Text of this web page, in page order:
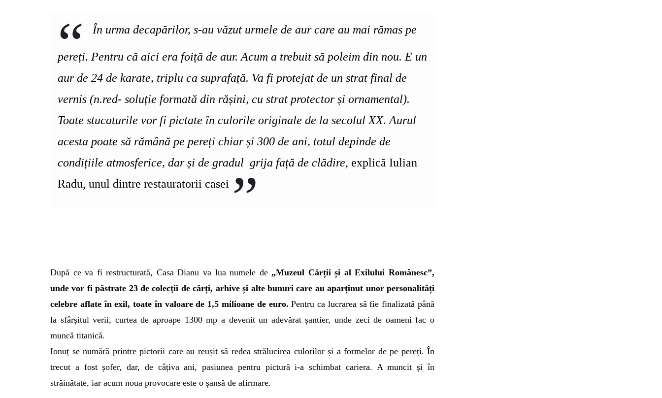
În urma decapărilor, s-au văzut urmele de aur care au mai rămas pe
pereți. Pentru că aici era foiță de aur. Acum a trebuit să poleim din nou. E un
aur de 24 de karate, triplu ca suprafață. Va fi protejat de un strat final de
vernis (n.red- soluție formată din rășini, cu strat protector și ornamental).
Toate stucaturile vor fi pictate în culorile originale de la secolul XX. Aurul
acesta poate să rămână pe pereți chiar și 300 de ani, totul depinde de
condițiile atmosferice, dar și de gradul grija față de clădire, explică Iulian
Radu, unul dintre restauratorii casei
După ce va fi restructurată, Casa Dianu va lua numele de „Muzeul Cărții și al Exilului Românesc”,
unde vor fipăstrate 23 de colecţii de cărți, arhive și alte bunuri care au aparținut unor personalități
celebre aflate în exil, toate în valoare de 1,5 milioane de euro. Pentru ca lucrarea să fie finalizată până
la sfârșitul verii, curtea de aproape 1300 mp a devenit un adevărat șantier, unde zeci de oameni fac o
muncă titanică.
Ionuț se numără printre pictorii care au reușit să redea strălucirea culorilor și a formelor de pe pereți. În
trecut a fost șofer, dar, de câțiva ani, pasiunea pentru pictură i-a schimbat cariera. A muncit și în
străinătate, iar acum noua provocare este o șansă de afirmare.